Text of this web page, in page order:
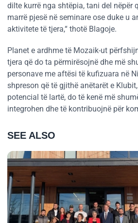
dilte kurrë nga shtëpia, tani del nëpër
marrë pjesë në seminare ose duke u
aktivitete të tjera,“ thotë Blagoje.
Planet e ardhme të Mozaik-ut
tjera që do ta përmirësojnë dhe më
personave me aftësi të kufizuara në
shpreson që të gjithë anëtarët e
potencial të lartë, do të kenë më
integrohen dhe të kontribuojnë për
SEE ALSO